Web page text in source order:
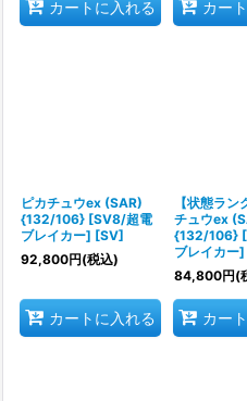
カートに入れる カー
ピカチュウex (SAR)
{132/106} [SV8/超電
ブレイカー] [SV]
92,800円(税込)
カートに入れる
【状態ラン
チュウex
{132/106}
ブレイカー
84,800円(
カー